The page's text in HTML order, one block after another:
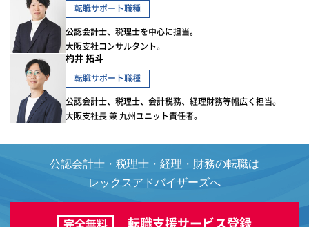
転職サポート職種
公認会計士、税理士を中心に担当。
大阪支社コンサルタント。
杓井 拓斗
転職サポート職種
公認会計士、税理士、会計税務、経理財務等幅広く担当。
大阪支社長 兼 九州ユニット責任者。
公認会計士・税理士・経理・財務の転職は
レックスアドバイザーズへ
転職支援サービス登録